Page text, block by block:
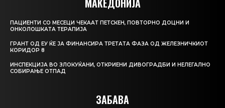
МАКЕДОНИЈА
ПАЦИЕНТИ СО МЕСЕЦИ ЧЕКААТ ПЕТСКЕН, ПОВТОРНО ДОЦНИ И
ОНКОЛОШКАТА ТЕРАПИЈА
ГРАНТ ОД ЕУ ЌЕ ЈА ФИНАНСИРА ТРЕТАТА ФАЗА ОД ЖЕЛЕЗНИЧКИОТ
КОРИДОР 8
ИНСПЕКЦИЈА ВО ЗЛОКУЌАНИ, ОТКРИЕНИ ДИВОГРАДБИ И НЕЛЕГАЛНО
СОБИРАЊЕ ОТПАД
ЗАБАВА